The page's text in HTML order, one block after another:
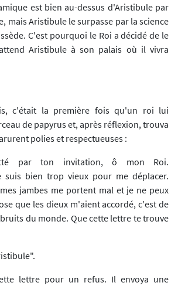
est bien au-dessus d'Aristibule par
mais Aristibule le surpasse par la science
C'est pourquoi le Roi a décidé de le
Aristibule à son palais où il vivra
c'était la première fois qu'un roi lui
de papyrus et, après réflexion, trouva
polies et respectueuses :
par ton invitation, ô mon Roi.
suis bien trop vieux pour me déplacer.
jambes me portent mal et je ne peux
que les dieux m'aient accordé, c'est de
du monde. Que cette lettre te trouve
lettre pour un refus. Il envoya une